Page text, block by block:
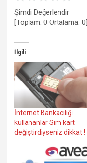
Şimdi Değerlendir
[Toplam: 0 Ortalama: 0]
İlgili
İnternet Bankacılığı
kullananlar Sim kart
değiştirdiyseniz dikkat !